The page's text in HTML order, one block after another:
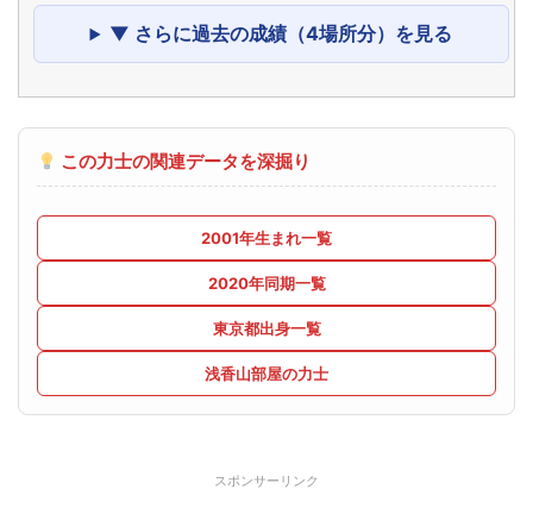
▼ さらに過去の成績（4場所分）を見る
この力士の関連データを深掘り
2001年生まれ一覧
2020年同期一覧
東京都出身一覧
浅香山部屋の力士
スポンサーリンク